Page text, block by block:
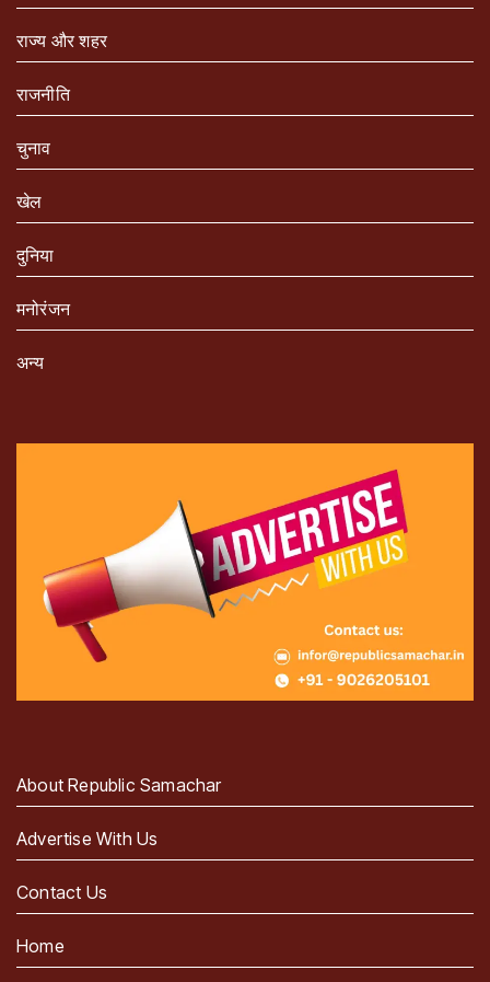
राज्य और शहर
राजनीति
चुनाव
खेल
दुनिया
मनोरंजन
अन्य
About Republic Samachar
Advertise With Us
Contact Us
Home